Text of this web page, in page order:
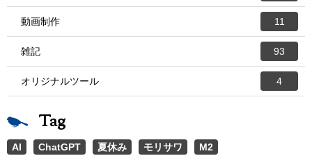
動画制作 11
雑記 93
オリジナルツール 4
Tag
AI ChatGPT 夏休み モリサワ M2